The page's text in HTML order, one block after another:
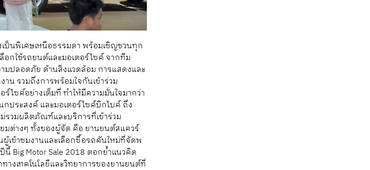
ป็นพิเศษเหนือธรรมดา พร้อมเชิญชวนทุก
อกใช้รถยนต์และมอเตอร์ไซค์ จากทีม
ปลอดภัย ด้านสิ่งแวดล้อม การแสดงและ
น รวมถึงการพร้อมใจกันเข้าร่วม
ซค์อย่างเต็มที่ ทำให้มีความมั่นใจมากว่า
กประสงค์ และมอเตอร์ไซค์บิกไบค์ ถึง
รวมผลิตภัณฑ์และบริการที่เข้าร่วม
มต่างๆ ทั้งของผู้จัด คือ ยานยนต์สแควร์
เข้าชมงานและเลือกซื้อรถคันใหม่ที่จัดพ
นี้ Big Motor Sale 2018 ตอกย้ำแนวคิด
างเทคโนโลยีและวิทยาการของยานยนต์ที่